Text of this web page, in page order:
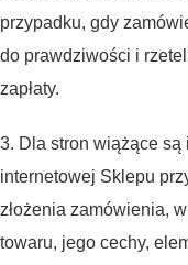
przypadku, gdy
do prawdziwości i
zapłaty.
3. Dla stron wiążące
internetowej Sklepu
złożenia zamówienia,
towaru, jego cechy,